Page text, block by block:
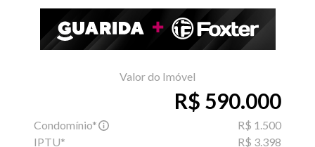
Valor do Imóvel
R$ 590.000
Condomínio*
R$ 1.500
IPTU*
R$ 3.398